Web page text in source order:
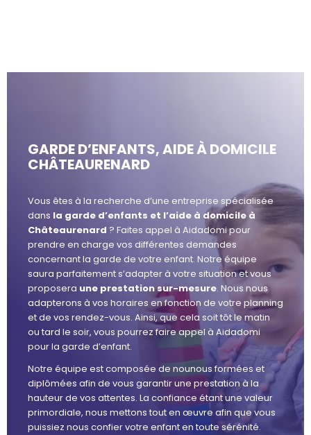
GARDE D’ENFANTS, AIDE À DOMICILE
CHÂTEAURENARD
Vous êtes à la recherche d’une entreprise spécialisée
dans la garde d’enfants et l’aide à domicile à
Châteaurenard ? Faites appel à Aidadomi pour
prendre en charge vos différentes demandes
concernant la garde de votre enfant. Notre équipe
saura parfaitement s’adapter à votre situation et vous
proposera une prestation sur-mesure. Nous nous
adapterons à vos horaires en fonction de votre planning
et de vos rendez-vous. Ainsi, que cela soit tôt le matin
ou tard le soir, vous pourrez faire appel à Aidadomi
pour la garde d’enfant.
Notre équipe est composée de nounous formées et
diplômées afin de vous garantir une prestation à la
hauteur de vos attentes. La confiance étant une valeur
primordiale, nous mettons tout en œuvre afin que vous
puissiez nous confier votre enfant en toute sérénité.